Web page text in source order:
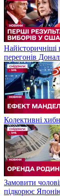
перегонів
Колективні
Замовити
підкорює